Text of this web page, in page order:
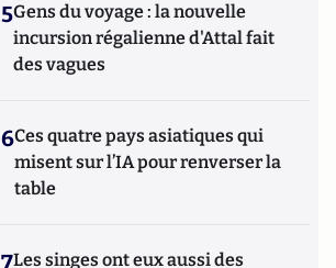
5Gens du voyage : la nouvelle
incursion régalienne d'Attal fait
des vagues
6Ces quatre pays asiatiques qui
misent sur l’IA pour renverser la
table
7Les singes ont eux aussi des